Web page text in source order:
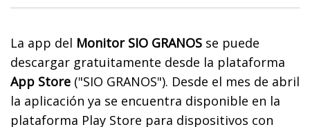
La app del Monitor SIO GRANOS se puede
descargar gratuitamente desde la plataforma
App Store ("SIO GRANOS"). Desde el mes de abril
la aplicación ya se encuentra disponible en la
plataforma Play Store para dispositivos con